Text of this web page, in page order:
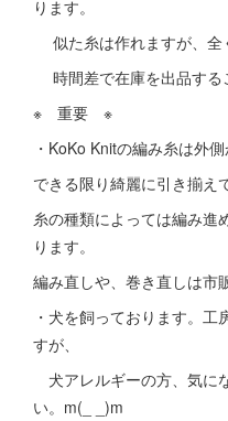
ります。
似た糸は作れますが、全
時間差で在庫を出品する
※ 重要 ※
・KoKo Knitの編み糸は外
できる限り綺麗に引き揃え
糸の種類によっては編み進
ります。
編み直しや、巻き直しは市
・犬を飼っております。
すが、
犬アレルギーの方、気に
い。m(_ _)m